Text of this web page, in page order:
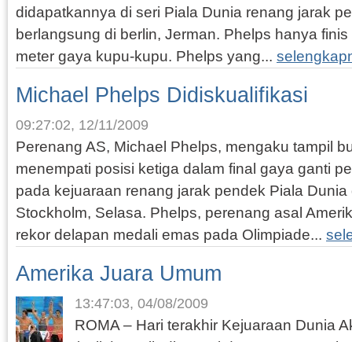
didapatkannya di seri Piala Dunia renang jarak
berlangsung di berlin, Jerman. Phelps hanya
meter gaya kupu-kupu. Phelps yang...
Michael Phelps Didiskualifikasi
09:27:02, 12/11/2009
Perenang AS, Michael Phelps, mengaku tampil
menempati posisi ketiga dalam final gaya ganti
pada kejuaraan renang jarak pendek Piala
Stockholm, Selasa. Phelps, perenang asal
rekor delapan medali emas pada Olimpiade...
Amerika Juara Umum
13:47:03, 04/08/2009
ROMA – Hari terakhir Kejuaraan Dunia